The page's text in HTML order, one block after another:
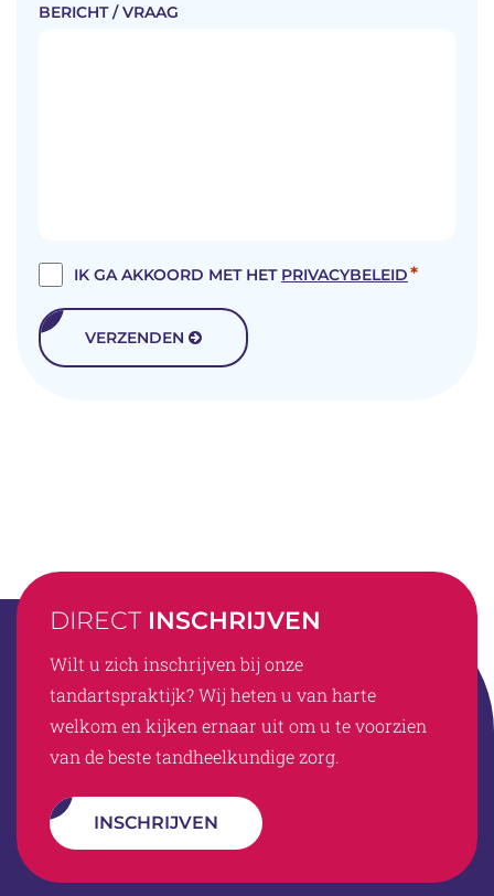
BERICHT / VRAAG
TOESTEMMING
PRIVACYBELEID
*
IK GA AKKOORD MET HET PRIVACYBELEID*
VERZENDEN
DIRECT INSCHRIJVEN
Wilt u zich inschrijven bij onze
tandartspraktijk? Wij heten u van harte
welkom en kijken ernaar uit om u te voorzien
van de beste tandheelkundige zorg.
INSCHRIJVEN